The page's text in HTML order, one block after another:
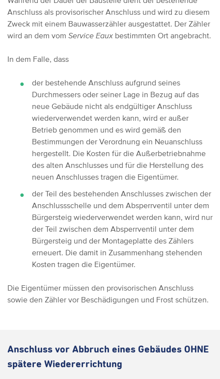
Anschluss als provisorischer Anschluss und wird zu diesem
Zweck mit einem Bauwasserzähler ausgestattet. Der Zähler
wird an dem vom Service Eaux bestimmten Ort angebracht.
In dem Falle, dass
der bestehende Anschluss aufgrund seines
Durchmessers oder seiner Lage in Bezug auf das
neue Gebäude nicht als endgültiger Anschluss
wiederverwendet werden kann, wird er außer
Betrieb genommen und es wird gemäß den
Bestimmungen der Verordnung ein Neuanschluss
hergestellt. Die Kosten für die Außerbetriebnahme
des alten Anschlusses und für die Herstellung des
neuen Anschlusses tragen die Eigentümer.
der Teil des bestehenden Anschlusses zwischen der
Anschlussschelle und dem Absperrventil unter dem
Bürgersteig wiederverwendet werden kann, wird nur
der Teil zwischen dem Absperrventil unter dem
Bürgersteig und der Montageplatte des Zählers
erneuert. Die damit in Zusammenhang stehenden
Kosten tragen die Eigentümer.
Die Eigentümer müssen den provisorischen Anschluss
sowie den Zähler vor Beschädigungen und Frost schützen.
Anschluss vor Abbruch eines Gebäudes OHNE
spätere Wiedererrichtung